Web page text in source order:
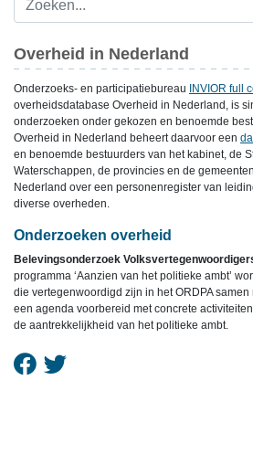
Overheid in Nederland
Onderzoeks- en participatiebureau INVIOR full
overheidsdatabase Overheid in Nederland, is
onderzoeken onder gekozen en benoemde
Overheid in Nederland beheert daarvoor een
en benoemde bestuurders van het kabinet, de
Waterschappen, de provincies en de
Nederland over een personenregister van
diverse overheden.
Onderzoeken overheid
Belevingsonderzoek
programma ‘Aanzien van het politieke ambt’
die vertegenwoordigd zijn in het ORDPA
een agenda voorbereid met concrete
de aantrekkelijkheid van het politieke ambt.